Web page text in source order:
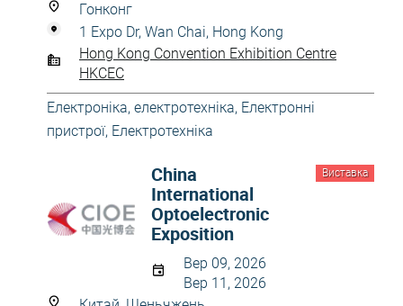
Гонконг
1 Expo Dr, Wan Chai, Hong Kong
Hong Kong Convention Exhibition Centre
HKCEC
Електроніка, електротехніка, Електронні
пристрої, Електротехніка
Виставка
China
International
Optoelectronic
Exposition
Вер 09, 2026
Вер 11, 2026